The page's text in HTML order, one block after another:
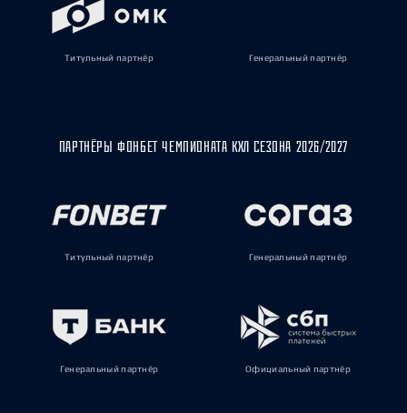
Титульный партнёр Генеральный партнёр
ПАРТНЁРЫ ФОНБЕТ ЧЕМПИОНАТА КХЛ СЕЗОНА 2026/2027
Титульный партнёр Генеральный партнёр
Генеральный партнёр Официальный партнёр